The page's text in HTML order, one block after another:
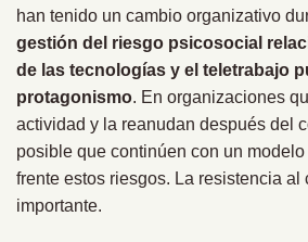
han tenido un cambio organizativo
gestión del riesgo psicosocial
de las tecnologías y el teletrabajo
protagonismo. En organizaciones
actividad y la reanudan después del
posible que continúen con un
frente estos riesgos. La resistencia al
importante.